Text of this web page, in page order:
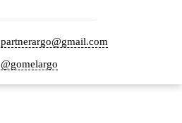
partnerargo@gmail.com
@gomelargo